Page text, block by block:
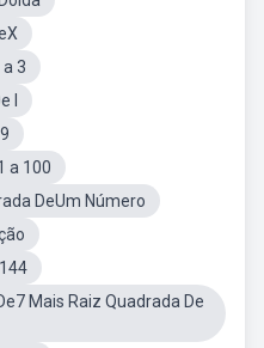
3
I
a 100
DeUm Número
Mais Raiz Quadrada De